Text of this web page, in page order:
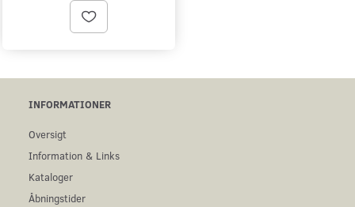
INFORMATIONER
Oversigt
Information & Links
Kataloger
Åbningstider